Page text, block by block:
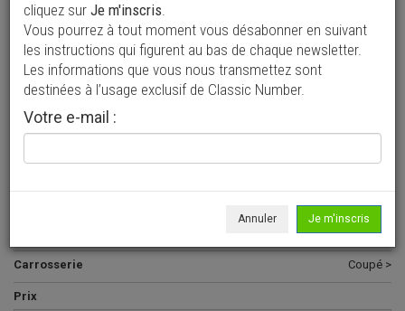
Vos annonces vues par
plus de 4 millions de collectionneurs
Ajouter une annonce
> Rechercher un véhicule
Mustang >
Carrosserie Coupé >
Prix
cliquez sur Je m'inscris.
Vous pourrez à tout moment vous désabonner en suivant
les instructions qui figurent au bas de chaque newsletter.
Les informations que vous nous transmettez sont
destinées à l’usage exclusif de Classic Number.
Votre e-mail :
Annuler Je m'inscris